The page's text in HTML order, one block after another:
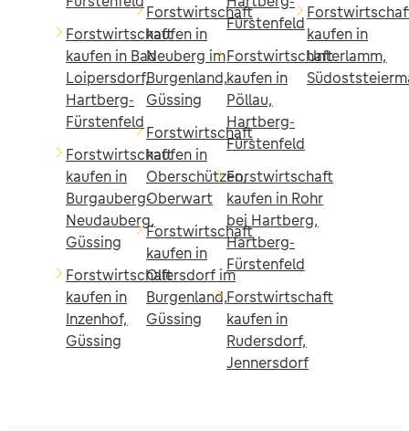
Forstwirtschaft
kaufen in Bad
Loipersdorf,
Hartberg-
Fürstenfeld
Forstwirtschaft
kaufen in
Burgauberg-
Neudauberg,
Güssing
Forstwirtschaft
kaufen in
Inzenhof,
Güssing
Forstwirtschaft
kaufen in
Neuberg im
Burgenland,
Güssing
Forstwirtschaft
kaufen in
Oberschützen,
Oberwart
Forstwirtschaft
kaufen in
Ollersdorf im
Burgenland,
Güssing
Fürstenfeld
Forstwirtschaft
kaufen in
Pöllau,
Hartberg-
Fürstenfeld
Forstwirtschaft
kaufen in Rohr
bei Hartberg,
Hartberg-
Fürstenfeld
Forstwirtschaft
kaufen in
Rudersdorf,
Jennersdorf
kaufen in
Unterlamm,